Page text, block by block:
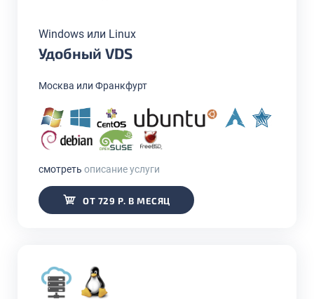
Windows или Linux
Удобный VDS
Москва или Франкфурт
смотреть описание услуги
ОТ 729 Р. В МЕСЯЦ